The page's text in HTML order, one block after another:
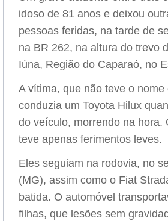
idoso de 81 anos e deixou
pessoas feridas, na tarde de
na BR 262, na altura do trevo
Iúna, Região do Caparaó, no
A vítima, que não teve o nome
conduzia um Toyota Hilux
do veículo, morrendo na hora.
teve apenas ferimentos leves.
Eles seguiam na rodovia, no
(MG), assim como o Fiat
batida. O automóvel
filhas, que lesões sem